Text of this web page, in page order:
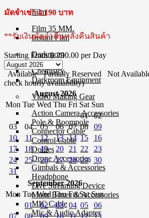
Film
Film 35 MM.
Instant Film
Darkroom
Chemistry
Darkroom Equipment
Video Making Gear
Action Camera Accessories
Pole & Boompole
Connector Cable
Control Cable
Dollies
Drone Accessories
Gimbals & Accessories
Headphone
Live Streaming Device
Matte Boxes & Accessories
MIC Cable
Mic & Audio Adapter
มัดจำเช่า 4,190 บาท
**รับเงินมัดจำคืนหลังคืนสินค้า
Starting From ฿ 290.00 per Day
Available Partially Reserved
Not
check hourly availability)
August 2026
Mon Tue Wed Thu Fri Sat Sun
01
02
03
04 05 06 07 08
09
10
11 12 13 14 15
16
17
18 19 20 21 22
23
24
25 26 27 28 29
30
31
September 2026
Mon Tue Wed Thu Fri Sat Sun
01
02 03 04 05
06
07
08 09 10 11 12
13